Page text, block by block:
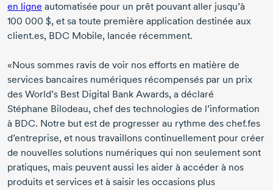
en ligne automatisée pour un prêt pouvant aller jusqu’à
100 000 $, et sa toute première application destinée aux
client.es, BDC Mobile, lancée récemment.
«Nous sommes ravis de voir nos efforts en matière de
services bancaires numériques récompensés par un prix
des World’s Best Digital Bank Awards, a déclaré
Stéphane Bilodeau, chef des technologies de l’information
à BDC. Notre but est de progresser au rythme des chef.fes
d’entreprise, et nous travaillons continuellement pour créer
de nouvelles solutions numériques qui non seulement sont
pratiques, mais peuvent aussi les aider à accéder à nos
produits et services et à saisir les occasions plus